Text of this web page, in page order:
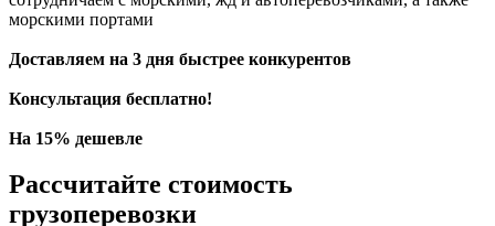
морскими портами
Доставляем на 3 дня быстрее конкурентов
Консультация бесплатно!
На 15% дешевле
Рассчитайте стоимость
грузоперевозки